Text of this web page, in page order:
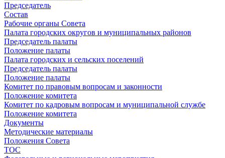
Председатель
Состав
Рабочие органы Совета
Палата городских округов и муниципальных районов
Председатель палаты
Положение палаты
Палата городских и сельских поселений
Председатель палаты
Положение палаты
Комитет по правовым вопросам и законности
Положение комитета
Комитет по кадровым вопросам и муниципальной службе
Положение комитета
Документы
Методические материалы
Положения Совета
ТОС